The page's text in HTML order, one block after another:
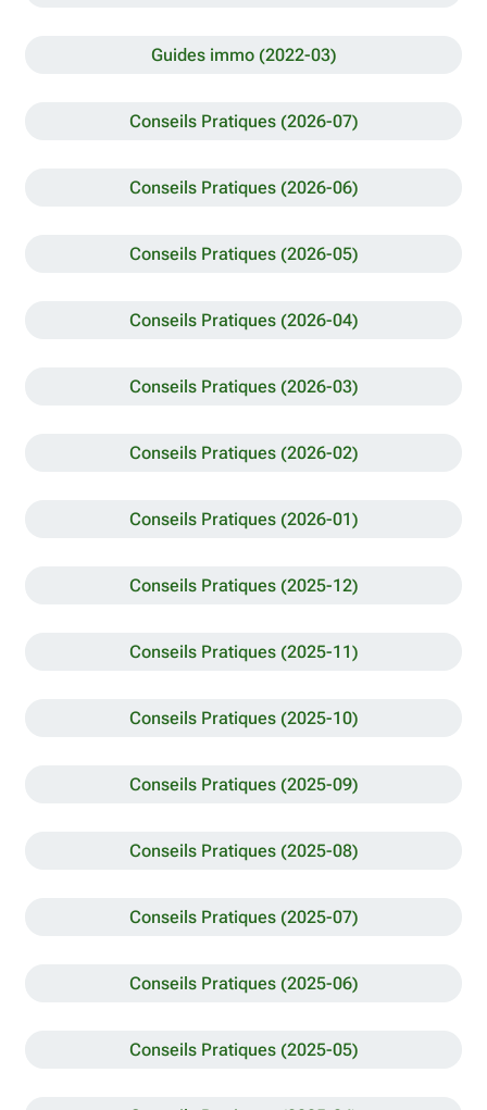
Guides immo (2022-03)
Conseils Pratiques (2026-07)
Conseils Pratiques (2026-06)
Conseils Pratiques (2026-05)
Conseils Pratiques (2026-04)
Conseils Pratiques (2026-03)
Conseils Pratiques (2026-02)
Conseils Pratiques (2026-01)
Conseils Pratiques (2025-12)
Conseils Pratiques (2025-11)
Conseils Pratiques (2025-10)
Conseils Pratiques (2025-09)
Conseils Pratiques (2025-08)
Conseils Pratiques (2025-07)
Conseils Pratiques (2025-06)
Conseils Pratiques (2025-05)